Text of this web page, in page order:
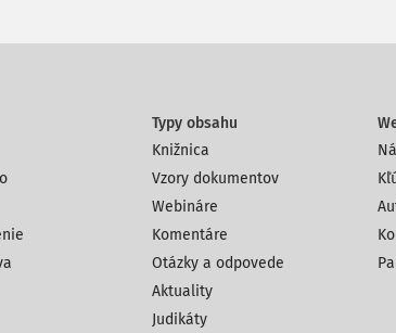
Typy obsahu
Knižnica
Vzory dokumentov
Webináre
Komentáre
Otázky a odpovede
Aktuality
Judikáty